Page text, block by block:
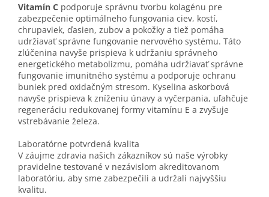
Vitamín C podporuje správnu tvorbu kolagénu pre
zabezpečenie optimálneho fungovania ciev, kostí,
chrupaviek, ďasien, zubov a pokožky a tiež pomáha
udržiavať správne fungovanie nervového systému. Táto
zlúčenina navyše prispieva k udržaniu správneho
energetického metabolizmu, pomáha udržiavať správne
fungovanie imunitného systému a podporuje ochranu
buniek pred oxidačným stresom. Kyselina askorbová
navyše prispieva k zníženiu únavy a vyčerpania, uľahčuje
regeneráciu redukovanej formy vitamínu E a zvyšuje
vstrebávanie železa.
Laboratórne potvrdená kvalita
V záujme zdravia našich zákazníkov sú naše výrobky
pravidelne testované v nezávislom akreditovanom
laboratóriu, aby sme zabezpečili a udržali najvyššiu
kvalitu.